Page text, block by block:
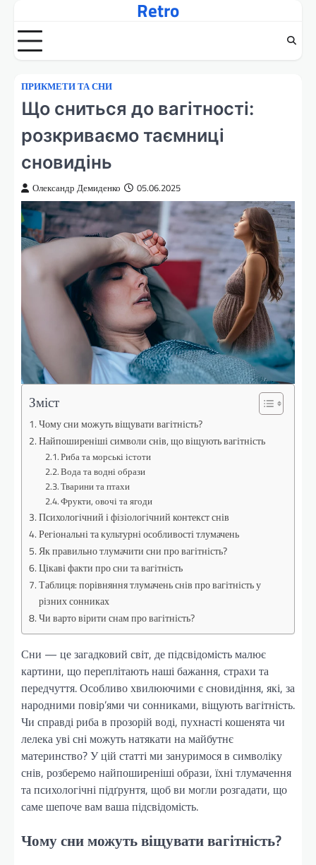
вмісту
Retro
ПРИКМЕТИ ТА СНИ
Що сниться до вагітності:
розкриваємо таємниці
сновидінь
Олександр Демиденко 05.06.2025
Зміст
Чому сни можуть віщувати вагітність?
Найпоширеніші символи снів, що віщують вагітність
Риба та морські істоти
Вода та водні образи
Тварини та птахи
Фрукти, овочі та ягоди
Психологічний і фізіологічний контекст снів
Регіональні та культурні особливості тлумачень
Як правильно тлумачити сни про вагітність?
Цікаві факти про сни та вагітність
Таблиця: порівняння тлумачень снів про вагітність у
різних сонниках
Чи варто вірити снам про вагітність?
Сни — це загадковий світ, де підсвідомість малює
картини, що переплітають наші бажання, страхи та
передчуття. Особливо хвилюючими є сновидіння, які, за
народними повір’ями чи сонниками, віщують вагітність.
Чи справді риба в прозорій воді, пухнасті кошенята чи
лелека уві сні можуть натякати на майбутнє
материнство? У цій статті ми зануримося в символіку
снів, розберемо найпоширеніші образи, їхні тлумачення
та психологічні підґрунтя, щоб ви могли розгадати, що
саме шепоче вам ваша підсвідомість.
Чому сни можуть віщувати вагітність?